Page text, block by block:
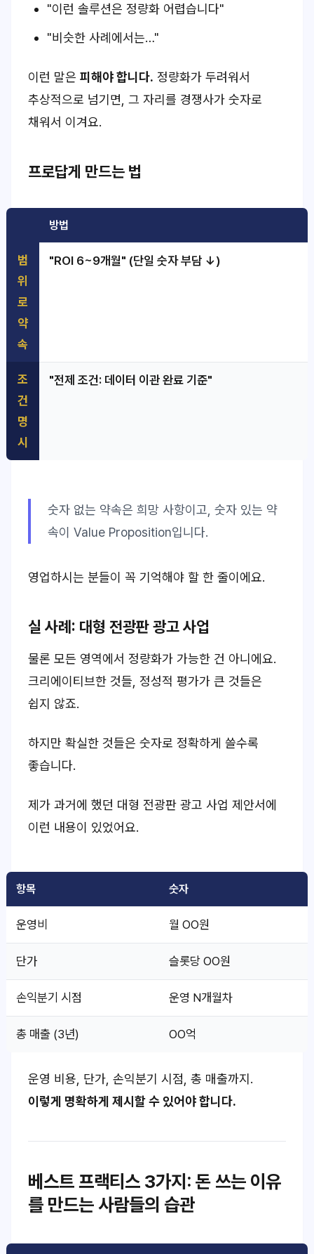
"이런 솔루션은 정량화 어렵습니다"
"비슷한 사례에서는…"
이런 말은 피해야 합니다. 정량화가 두려워서
추상적으로 넘기면, 그 자리를 경쟁사가 숫자로
채워서 이겨요.
프로답게 만드는 법
방법
범
위
로
약
속
"ROI 6~9개월" (단일 숫자 부담 ↓)
조
건
명
시
"전제 조건: 데이터 이관 완료 기준"
숫자 없는 약속은 희망 사항이고, 숫자 있는 약
속이 Value Proposition입니다.
영업하시는 분들이 꼭 기억해야 할 한 줄이에요.
실 사례: 대형 전광판 광고 사업
물론 모든 영역에서 정량화가 가능한 건 아니에요.
크리에이티브한 것들, 정성적 평가가 큰 것들은
쉽지 않죠.
하지만 확실한 것들은 숫자로 정확하게 쓸수록
좋습니다.
제가 과거에 했던 대형 전광판 광고 사업 제안서에
이런 내용이 있었어요.
항목 숫자
운영비 월 OO원
단가 슬롯당 OO원
손익분기 시점 운영 N개월차
총 매출 (3년) OO억
운영 비용, 단가, 손익분기 시점, 총 매출까지.
이렇게 명확하게 제시할 수 있어야 합니다.
베스트 프랙티스 3가지: 돈 쓰는 이유
를 만드는 사람들의 습관